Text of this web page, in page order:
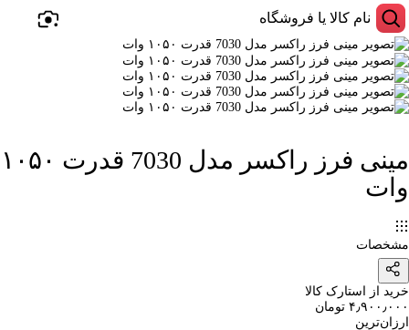
مینی فرز راکسر مدل 7030 قدرت ۱۰۵۰
وات
مشخصات
خرید از استارک کالا
۴٫۹۰۰٫۰۰۰ تومان
ارزان‌ترین